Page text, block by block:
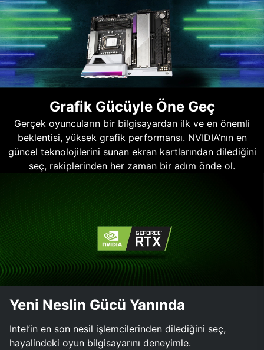
Grafik Gücüyle Öne Geç
Gerçek oyuncuların bir bilgisayardan ilk ve en önemli
beklentisi, yüksek grafik performansı. NVIDIA’nın en
güncel teknolojilerini sunan ekran kartlarından dilediğini
seç, rakiplerinden her zaman bir adım önde ol.
Yeni Neslin Gücü Yanında
Intel’in en son nesil işlemcilerinden dilediğini seç,
hayalindeki oyun bilgisayarını deneyimle.